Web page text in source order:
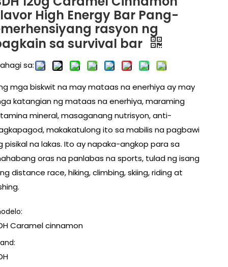
High Energy Bar Pang-
rasyon ng
sa survival bar
sa:
mga biskwit na may mataas na enerhiya ay may
katangian ng mataas na enerhiya, maraming
mineral, masaganang nutrisyon, anti-
makakatulong ito sa mabilis na pagbawi
pisikal na lakas. Ito ay napaka-angkop para sa
oras na panlabas na sports, tulad ng isang
distance race, hiking, climbing, skiing, riding at
Caramel cinnamon